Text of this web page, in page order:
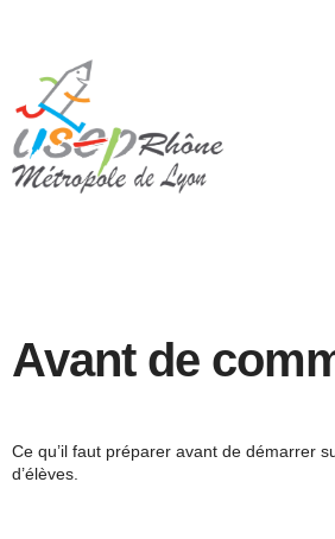
Avant de
Ce qu’il faut préparer avant de démarrer
d’élèves.